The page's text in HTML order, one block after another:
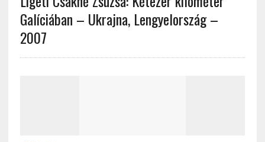
Galíciában – Ukrajna, Lengyelország –
2007